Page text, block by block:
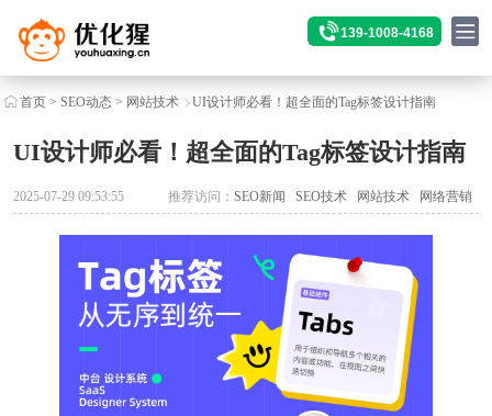
139-1008-4168
首页> SEO动态> 网站技术 UI设计师必看！超全面的Tag标签设计指南
UI设计师必看！超全面的Tag标签设计指南
2025-07-29 09:53:55 推荐访问：SEO新闻 SEO技术 网站技术 网络营销